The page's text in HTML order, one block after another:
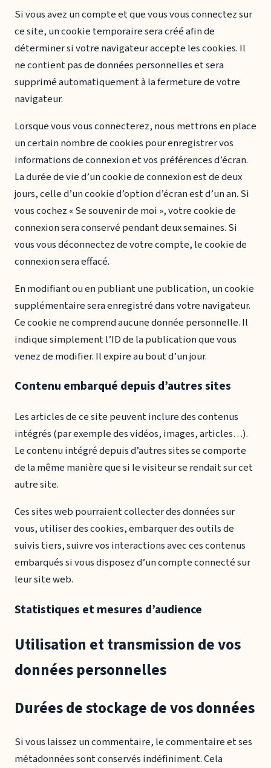
Si vous avez un compte et que vous vous connectez sur
ce site, un cookie temporaire sera créé afin de
déterminer si votre navigateur accepte les cookies. Il
ne contient pas de données personnelles et sera
supprimé automatiquement à la fermeture de votre
navigateur.
Lorsque vous vous connecterez, nous mettrons en place
un certain nombre de cookies pour enregistrer vos
informations de connexion et vos préférences d’écran.
La durée de vie d’un cookie de connexion est de deux
jours, celle d’un cookie d’option d’écran est d’un an. Si
vous cochez « Se souvenir de moi », votre cookie de
connexion sera conservé pendant deux semaines. Si
vous vous déconnectez de votre compte, le cookie de
connexion sera effacé.
En modifiant ou en publiant une publication, un cookie
supplémentaire sera enregistré dans votre navigateur.
Ce cookie ne comprend aucune donnée personnelle. Il
indique simplement l’ID de la publication que vous
venez de modifier. Il expire au bout d’un jour.
Contenu embarqué depuis d’autres sites
Les articles de ce site peuvent inclure des contenus
intégrés (par exemple des vidéos, images, articles…).
Le contenu intégré depuis d’autres sites se comporte
de la même manière que si le visiteur se rendait sur cet
autre site.
Ces sites web pourraient collecter des données sur
vous, utiliser des cookies, embarquer des outils de
suivis tiers, suivre vos interactions avec ces contenus
embarqués si vous disposez d’un compte connecté sur
leur site web.
Statistiques et mesures d’audience
Utilisation et transmission de vos
données personnelles
Durées de stockage de vos données
Si vous laissez un commentaire, le commentaire et ses
métadonnées sont conservés indéfiniment. Cela